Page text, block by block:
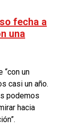
fecha a
una
“con un
casi un año.
podemos
hacia